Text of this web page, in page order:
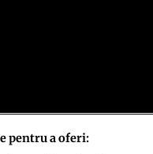
pentru a oferi: